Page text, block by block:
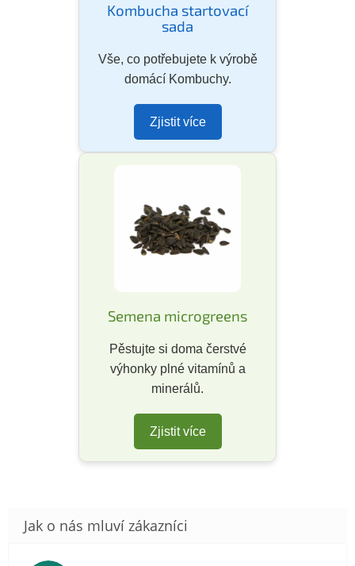
Kombucha startovací
sada
Vše, co potřebujete k výrobě
domácí Kombuchy.
Zjistit více
Semena microgreens
Pěstujte si doma čerstvé
výhonky plné vitamínů a
minerálů.
Zjistit více